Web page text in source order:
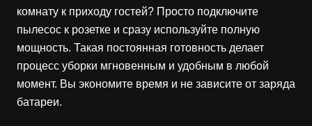
комнату к приходу гостей? Просто подключите
пылесос к розетке и сразу используйте полную
мощность. Такая постоянная готовность делает
процесс уборки мгновенным и удобным в любой
момент. Вы экономите время и не зависите от заряда
батареи.